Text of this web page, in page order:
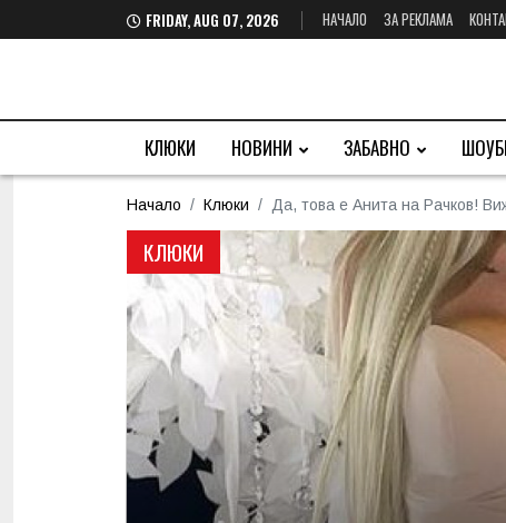
FRIDAY, AUG 07, 2026 НАЧАЛО ЗА РЕКЛАМА
КЛЮКИ НОВИНИ ЗАБАВНО
Начало Клюки Да, това е Анита на Рачков!
КЛЮКИ